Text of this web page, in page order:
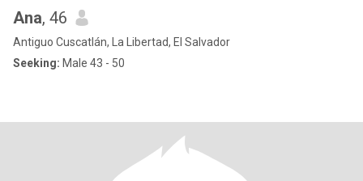
Ana, 46
Antiguo Cuscatlán, La Libertad, El Salvador
Seeking: Male 43 - 50